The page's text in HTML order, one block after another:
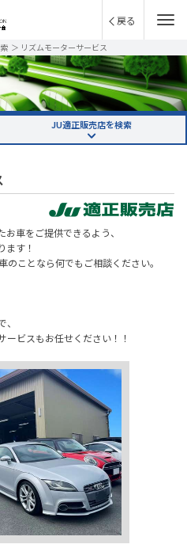
戻る
＞ リズムモーターサービス
JU適正販売店を検索
車をご提供できるよう、
ます！
のことなら何でもご相談ください。
ービスもお任せください！！